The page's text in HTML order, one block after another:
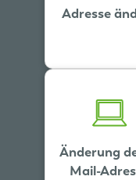
Adresse
Änderung
Mail-